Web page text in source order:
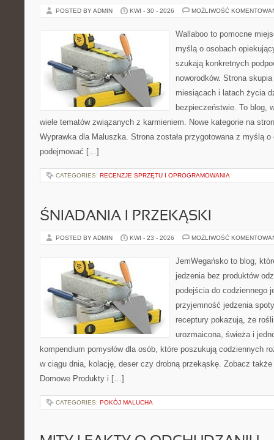
POSTED BY ADMIN KWI - 30 - 2026 MOŻLIWOŚĆ
Wallaboo to pomocne
myślą o osobach
szukają konkretnych
noworodków. Strona
miesiącach i latach życia
bezpieczeństwie. To blog,
wiele tematów związanych z karmieniem. Nowe kategorie na
Wyprawka dla Maluszka. Strona została przygotowana z myślą
podejmować […]
CATEGORIES: RECENZJE SPRZĘTU I OPROGRAMOWANIA
ŚNIADANIA I PRZEKĄSKI
POSTED BY ADMIN KWI - 23 - 2026 MOŻLIWOŚĆ
JemWegańsko to blog,
jedzenia bez produktów
podejścia do codziennego
przyjemność jedzenia
receptury pokazują, że
urozmaicona, świeża i
kompendium pomysłów dla osób, które poszukują codziennych
w ciągu dnia, kolację, deser czy drobną przekąskę. Zobacz
Domowe Produkty i […]
CATEGORIES: POKÓJ MALUCHA